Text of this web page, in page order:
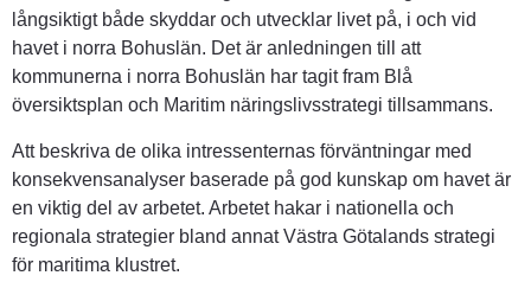
långsiktigt både skyddar och utvecklar livet på, i och vid
havet i norra Bohuslän. Det är anledningen till att
kommunerna i norra Bohuslän har tagit fram Blå
översiktsplan och Maritim näringslivsstrategi tillsammans.
Att beskriva de olika intressenternas förväntningar med
konsekvensanalyser baserade på god kunskap om havet är
en viktig del av arbetet. Arbetet hakar i nationella och
regionala strategier bland annat Västra Götalands strategi
för maritima klustret.